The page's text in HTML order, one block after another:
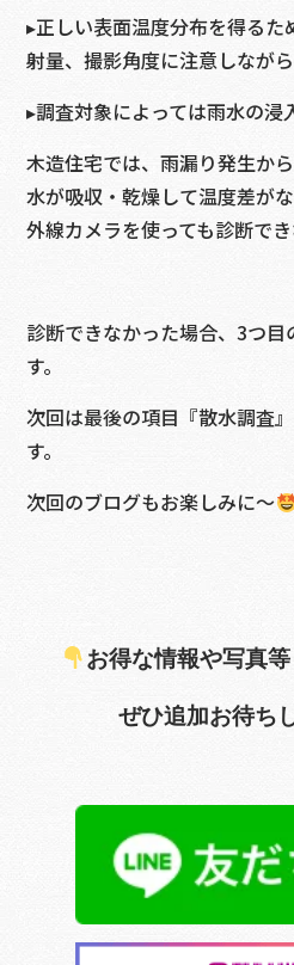
▸正しい表面温度分布を得るた
射量、撮影角度に注意しなが
▸調査対象によっては雨水の浸
木造住宅では、雨漏り発生か
水が吸収・乾燥して温度差が
外線カメラを使っても診断でき
診断できなかった場合、3つ目
す。
次回は最後の項目『散水調査
す。
次回のブログもお楽しみに～
お得な情報や写真
ぜひ追加お待ち